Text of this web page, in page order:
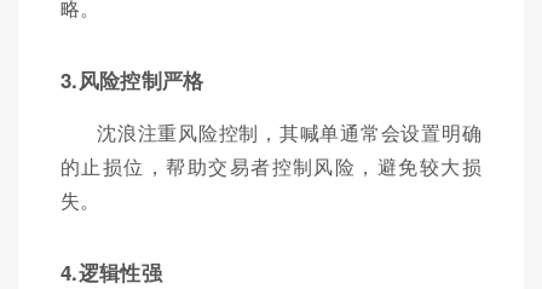
略。
3.风险控制严格
沈浪注重风险控制，其喊单通常会设置明确
的止损位，帮助交易者控制风险，避免较大损
失。
4.逻辑性强